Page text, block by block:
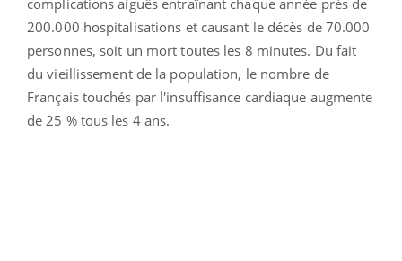
200.000 hospitalisations et causant le décès de 70.000
personnes, soit un mort toutes les 8 minutes. Du fait
du vieillissement de la population, le nombre de
Français touchés par l'insuffisance cardiaque augmente
de 25 % tous les 4 ans.